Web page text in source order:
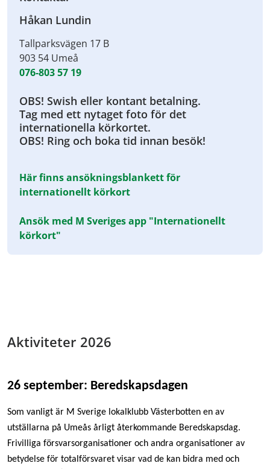
Håkan Lundin
Tallparksvägen 17 B
903 54 Umeå
076-803 57 19
OBS! Swish eller kontant betalning.
Tag med ett nytaget foto för det
internationella körkortet.
OBS! Ring och boka tid innan besök!
Här finns ansökningsblankett för
internationellt körkort
Ansök med M Sveriges app "Internationellt
körkort"
Aktiviteter 2026
26 september: Beredskapsdagen
Som vanligt är M Sverige lokalklubb Västerbotten en av
utställarna på Umeås årligt återkommande Beredskapsdag.
Frivilliga försvarsorganisationer och andra organisationer av
betydelse för totalförsvaret visar vad de kan bidra med och